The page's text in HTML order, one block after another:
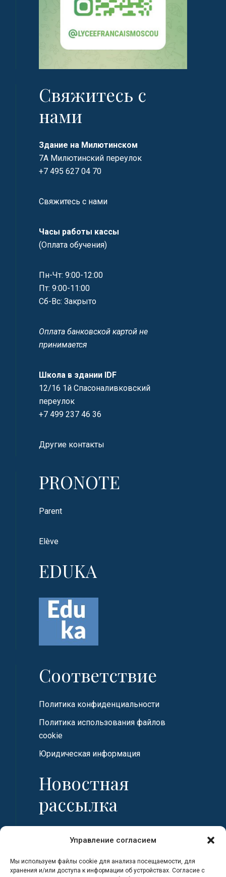
Управление согласием
Мы используем файлы cookie для анализа посещаемости, для
хранения и/или доступа к информации об устройствах. Согласие с
Свяжитесь с
нами
Здание на Милютинском
7А Милютинский переулок
+7 495 627 04 70
Свяжитесь с нами
Часы работы кассы
(Оплата обучения)
Пн-Чт: 9:00-12:00
Пт: 9:00-11:00
Сб-Вс: Закрыто
Оплата банковской картой не
принимается
Школа в здании IDF
12/16 1й Спасоналивковский
переулок
+7 499 237 46 36
Другие контакты
PRONOTE
Parent
Elève
EDUKA
Соответствие
Политика конфиденциальности
Политика использования файлов
cookie
Юридическая информация
Новостная
рассылка
Фамилия